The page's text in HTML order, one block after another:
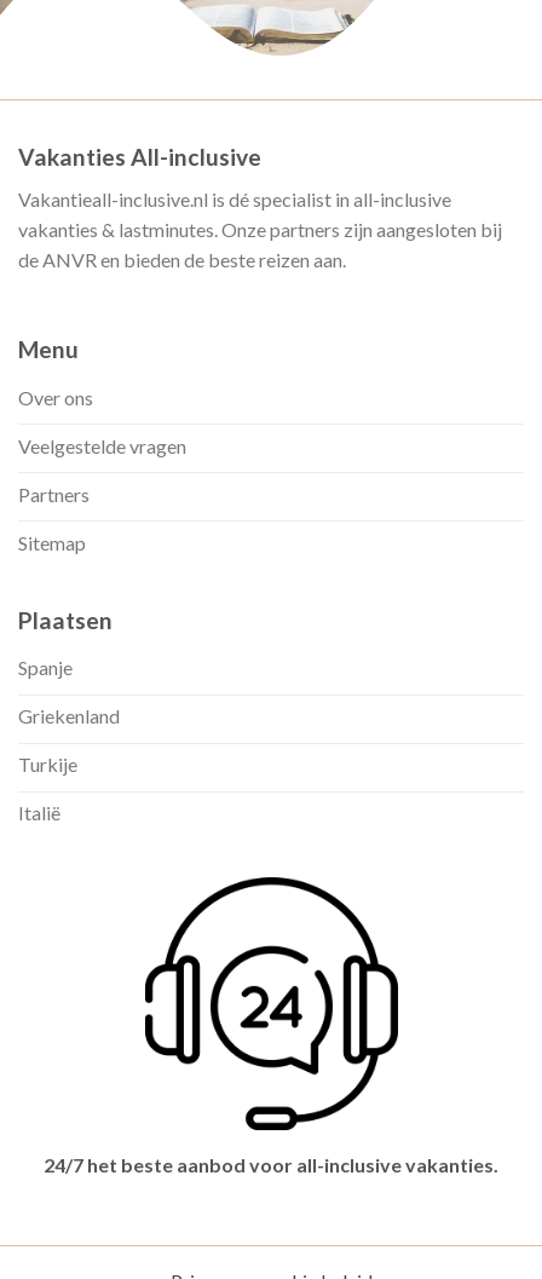
Vakanties All-inclusive
Vakantieall-inclusive.nl is dé specialist in all-inclusive
vakanties & lastminutes. Onze partners zijn aangesloten bij
de ANVR en bieden de beste reizen aan.
Menu
Over ons
Veelgestelde vragen
Partners
Sitemap
Plaatsen
Spanje
Griekenland
Turkije
Italië
24/7 het beste aanbod voor all-inclusive vakanties.